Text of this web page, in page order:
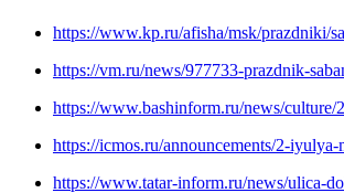
https://www.kp.ru/afisha/msk/prazdniki/
https://vm.ru/news/977733-prazdnik-
https://www.bashinform.ru/news/culture/
https://icmos.ru/announcements/2-
https://www.tatar-inform.ru/news/ulica-